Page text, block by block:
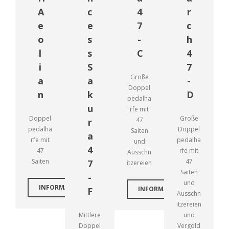
A
e
o
l
i
a
n
Doppel
pedalha
rfe mit
47
Saiten
INFORMATIONEN
c
e
s
s
S
a
k
u
r
a
4
7
-
F
Mittlere
Doppel
4
7
-
C
Große
Doppel
pedalha
rfe mit
47
Saiten
und
Ausschn
itzereien
INFORMATIONEN
r
c
h
4
7
-
D
Große
Doppel
pedalha
rfe mit
47
Saiten
und
Ausschn
itzereien
und
Vergold